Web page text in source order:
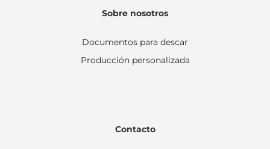
Sobre nosotros
Documentos para descar
Producción personalizada
Contacto